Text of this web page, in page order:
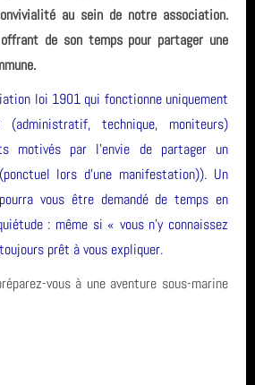
au sein de notre association.
de son temps pour partager une
loi 1901 qui fonctionne uniquement
(administratif, technique, moniteurs)
motivés par l'envie de partager un
lors d’une manifestation)). Un
vous être demandé de temps en
: même si « vous n’y connaissez
prêt à vous expliquer.
vous à une aventure sous-marine